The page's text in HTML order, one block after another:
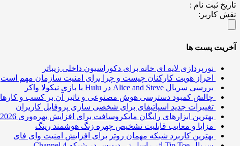
تاریخ ثبت نام :
نقش کاربر:
آخریت پست ها
نورپردازی لایه ای خانه برای دکوراسیون داخلی زیباتر
احراز هویت کارکنان چیست و چرا برای امنیت سازمان مهم است
بررسی سریال Alice and Steve در Hulu با بازی نیکولا واکر
چالش کمبود دسترسی هوش مصنوعی و تاثیر آن بر کسب و کارها
تغییرات جدید اسپاتیفای برای شخصی سازی پروفایل کاربران
بهترین ابزارهای رایگان مایکروسافت برای افزایش بهره‌وری 2026
مزایا و معایب قابلیت تشخیص چهره زنگ هوشمند رینگ
بهترین کاربرد شبکه مهمان روتر برای افزایش امنیت وای فای